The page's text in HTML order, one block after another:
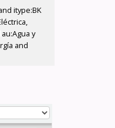
itype:BK
y
and